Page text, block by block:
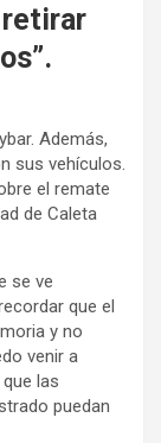
retirar
Además,
sus vehículos.
el remate
de Caleta
se ve
que el
y no
venir a
las
puedan